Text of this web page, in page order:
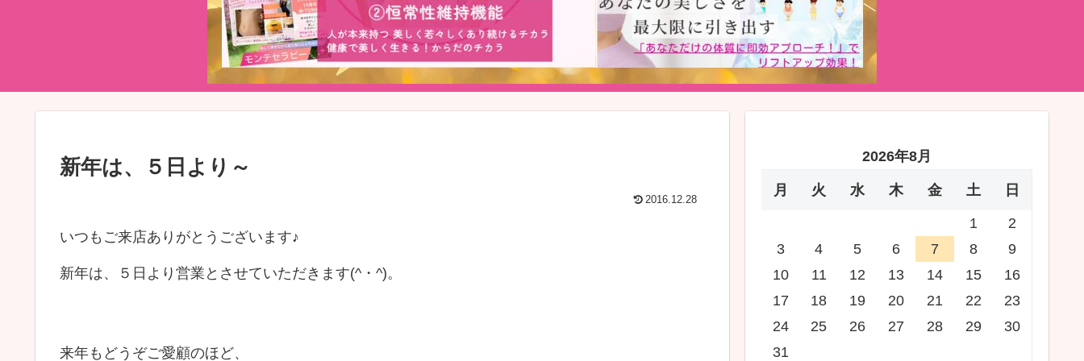
新年は、５日より～
2016.12.28
いつもご来店ありがとうございます♪
新年は、５日より営業とさせていただきます(^・^)。
来年もどうぞご愛顧のほど、
2026年8月
月 火 水 木 金 土 日
1
2
3
4 5 6 7 8
9
10
11 12 13 14 15
16
17
18 19 20 21 22
23
24
25 26 27 28 29
30
31